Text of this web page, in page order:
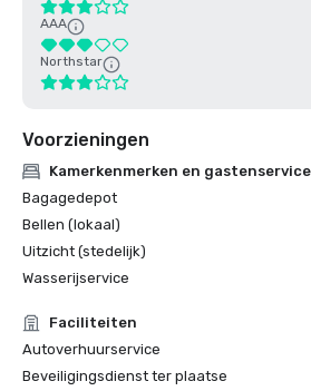
AAA
Northstar
Voorzieningen
Kamerkenmerken en gastenservice
Bagagedepot
Bellen (lokaal)
Uitzicht (stedelijk)
Wasserijservice
Faciliteiten
Autoverhuurservice
Beveiligingsdienst ter plaatse